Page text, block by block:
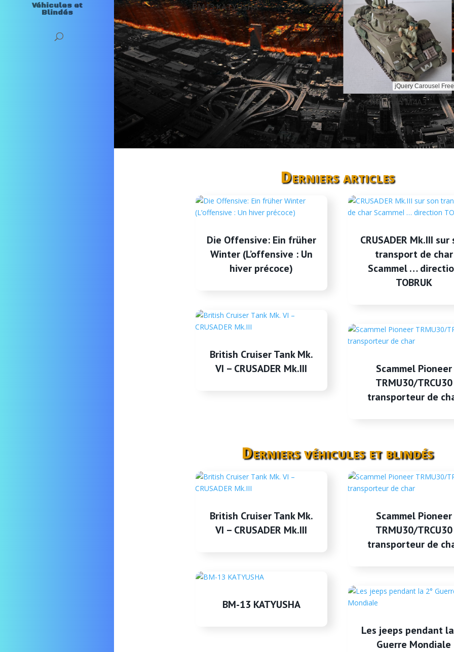
Véhicules et
Blindés
BM13 KATYUSHA
jQuery Carousel Free Version
Sherman M4A3 BF 109 G
Derniers articles
Die Offensive: Ein früher
Winter (L’offensive : Un
hiver précoce)
British Cruiser Tank Mk.
VI – CRUSADER Mk.III
CRUSADER Mk.III sur
transport de char
Scammel …
TOBRUK
Scammel Pioneer
TRMU30/TRCU30
transporteur de
Derniers véhicules et blindés
British Cruiser Tank Mk.
VI – CRUSADER Mk.III
BM-13 KATYUSHA
Scammel Pioneer
TRMU30/TRCU30
transporteur de
Les jeeps pendant
Guerre Mondiale